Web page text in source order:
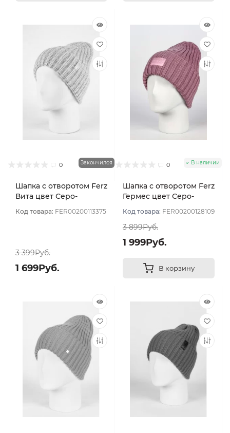
0 Закончился
Шапка с отворотом Ferz
Вита цвет Серо-
Код товара: FER00200113375
3 399Руб.
1 699Руб.
0 В наличии
Шапка с отворотом Ferz
Гермес цвет Серо-
Код товара: FER00200128109
3 899Руб.
1 999Руб.
В корзину